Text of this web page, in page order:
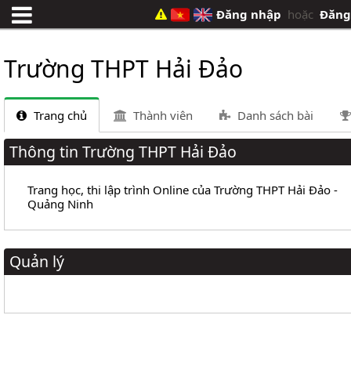
Đăng nhập hoặc
Trường THPT Hải Đảo
Trang chủ Thành viên Danh sách bài
Thông tin Trường THPT Hải Đảo
Trang học, thi lập trình Online của Trường THPT Hải Đảo -
Quảng Ninh
Quản lý